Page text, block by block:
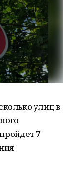
улиц в
7